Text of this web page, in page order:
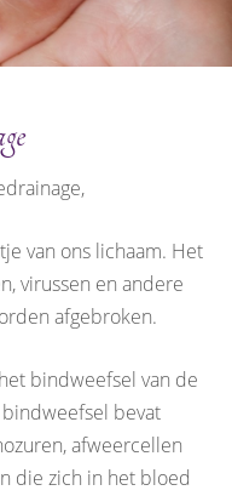
van ons lichaam. Het
virussen en andere
afgebroken.
bindweefsel van de
bevat
afweercellen
die zich in het bloed